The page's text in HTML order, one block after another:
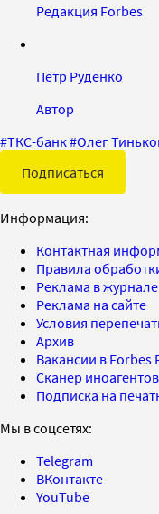
Редакция Forbes
Петр Руденко
Автор
#ТКС-банк#Олег
Подписаться
Информация:
Контактная
Правила
Реклама в журнале
Реклама на сайте
Условия
Архив
Вакансии в Forbes
Сканер
Подписка на
Мы в соцсетях:
Telegram
ВКонтакте
YouTube